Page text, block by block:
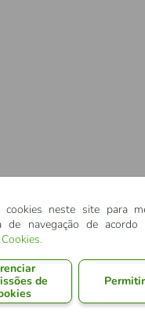
cookies neste site para
de navegação de
.
de